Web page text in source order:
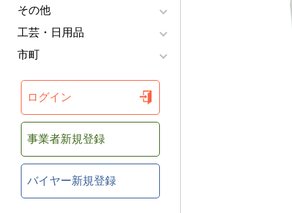
その他
工芸・日用品
市町
ログイン
事業者新規登録
バイヤー新規登録